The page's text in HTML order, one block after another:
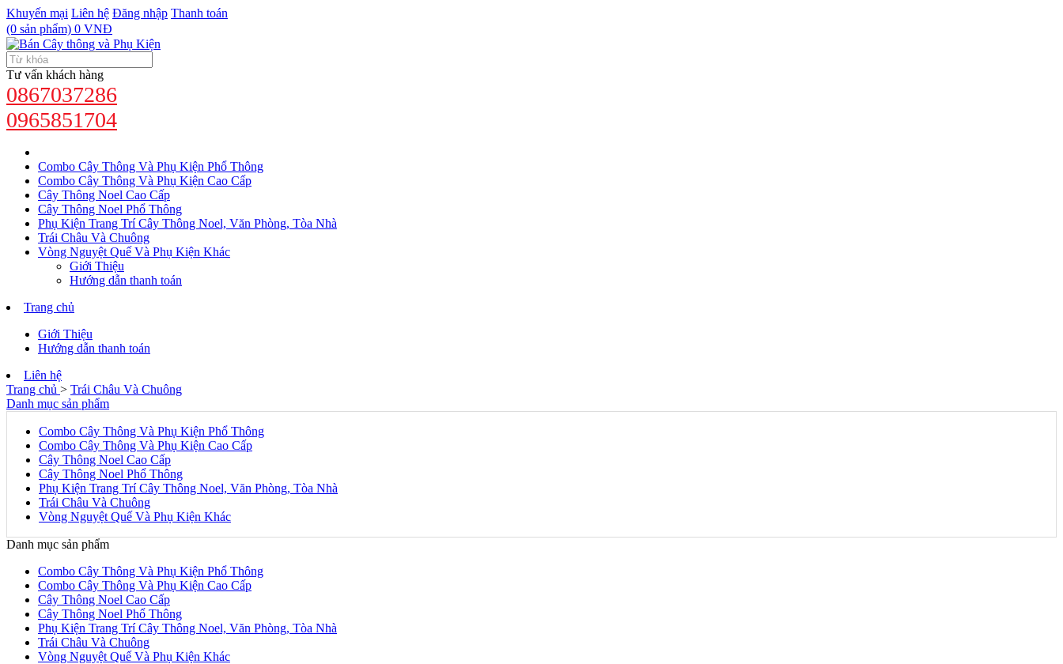
Khuyến mại Liên hệ Đăng nhập Thanh toán
(0 sản phẩm) 0 VNĐ
Tư vấn khách hàng
0867037286
0965851704
Combo Cây Thông Và Phụ Kiện Phổ Thông
Combo Cây Thông Và Phụ Kiện Cao Cấp
Cây Thông Noel Cao Cấp
Cây Thông Noel Phổ Thông
Phụ Kiện Trang Trí Cây Thông Noel, Văn Phòng, Tòa Nhà
Trái Châu Và Chuông
Vòng Nguyệt Quế Và Phụ Kiện Khác
Giới Thiệu
Hướng dẫn thanh toán
Trang chủ
Giới Thiệu
Hướng dẫn thanh toán
Liên hệ
Trang chủ > Trái Châu Và Chuông
Danh mục sản phẩm
Combo Cây Thông Và Phụ Kiện Phổ Thông
Combo Cây Thông Và Phụ Kiện Cao Cấp
Cây Thông Noel Cao Cấp
Cây Thông Noel Phổ Thông
Phụ Kiện Trang Trí Cây Thông Noel, Văn Phòng, Tòa Nhà
Trái Châu Và Chuông
Vòng Nguyệt Quế Và Phụ Kiện Khác
Danh mục sản phẩm
Combo Cây Thông Và Phụ Kiện Phổ Thông
Combo Cây Thông Và Phụ Kiện Cao Cấp
Cây Thông Noel Cao Cấp
Cây Thông Noel Phổ Thông
Phụ Kiện Trang Trí Cây Thông Noel, Văn Phòng, Tòa Nhà
Trái Châu Và Chuông
Vòng Nguyệt Quế Và Phụ Kiện Khác